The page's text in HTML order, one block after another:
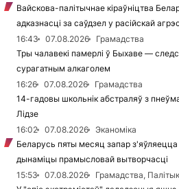
Вайскова-палітычнае кіраўніцтва
адказнасці за саўдзел у расійскай
16:43
07.08.2026
Грамадства
Тры чалавекі памерлі ў Быхаве —
сурагатным алкаголем
16:26
07.08.2026
Грамадства
14-гадовы школьнік абстраляў з
Лідзе
16:02
07.08.2026
Эканоміка
Беларусь пяты месяц запар
дынаміцы прамысловай вытворчасці
15:53
07.08.2026
Грамадства,